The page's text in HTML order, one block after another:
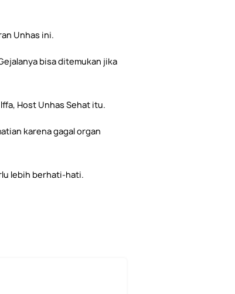
Unhas ini.
bisa ditemukan jika
Host Unhas Sehat itu.
karena gagal organ
lebih berhati-hati.